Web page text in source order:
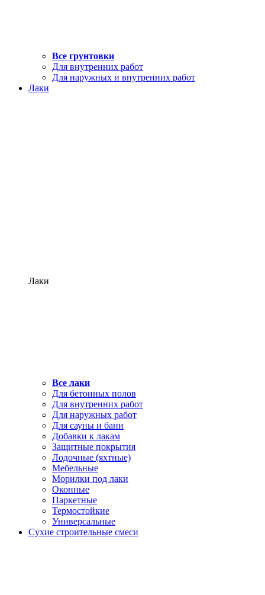
Все грунтовки
Для внутренних работ
Для наружных и внутренних работ
Лаки
Лаки
Все лаки
Для бетонных полов
Для внутренних работ
Для наружных работ
Для сауны и бани
Добавки к лакам
Защитные покрытия
Лодочные (яхтные)
Мебельные
Морилки под лаки
Оконные
Паркетные
Термостойкие
Универсальные
Сухие строительные смеси